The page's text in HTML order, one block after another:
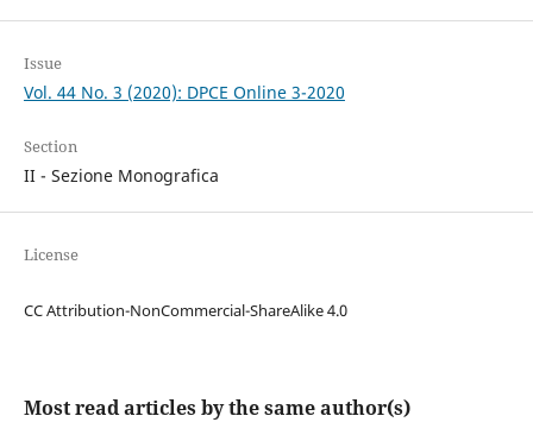
Issue
Vol. 44 No. 3 (2020): DPCE Online 3-2020
Section
II - Sezione Monografica
License
CC Attribution-NonCommercial-ShareAlike 4.0
Most read articles by the same author(s)